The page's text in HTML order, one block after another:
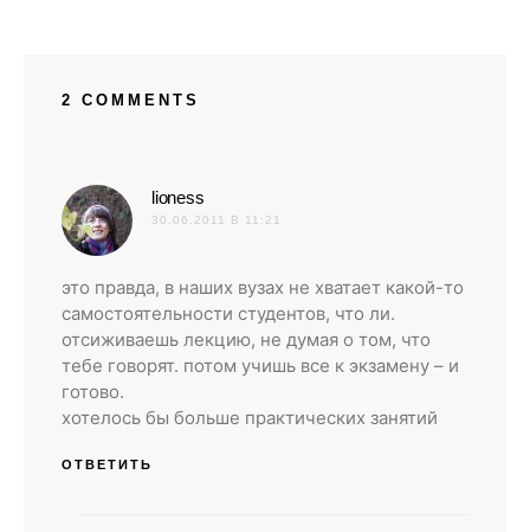
2 COMMENTS
lioness
30.06.2011 В 11:21
это правда, в наших вузах не хватает какой-то
самостоятельности студентов, что ли.
отсиживаешь лекцию, не думая о том, что
тебе говорят. потом учишь все к экзамену – и
готово.
хотелось бы больше практических занятий
ОТВЕТИТЬ